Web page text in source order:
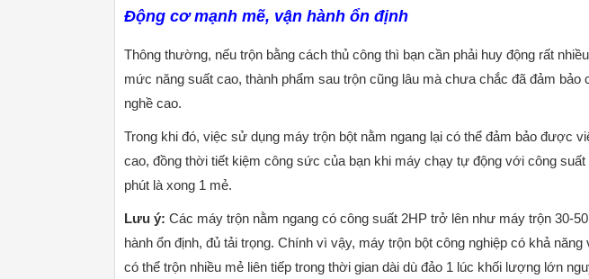
Động cơ mạnh mẽ, vận hành ổn định
Thông thường, nếu trộn bằng cách thủ công thì bạn cần phải huy động rất
mức năng suất cao, thành phẩm sau trộn cũng lâu mà chưa chắc đã đảm
nghề cao.
Trong khi đó, việc sử dụng máy trộn bột nằm ngang lại có thể đảm bảo được
cao, đồng thời tiết kiệm công sức của bạn khi máy chạy tự động với công suất
phút là xong 1 mẻ.
Lưu ý: Các máy trộn nằm ngang có công suất 2HP trở lên như máy trộn 30-
hành ổn định, đủ tải trọng. Chính vì vậy, máy trộn bột công nghiệp có khả
có thể trộn nhiều mẻ liên tiếp trong thời gian dài dù đảo 1 lúc khối lượng lớn